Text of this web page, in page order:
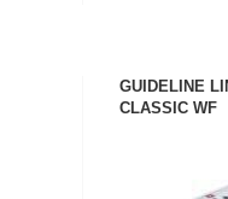
GUIDELINE
CLASSIC WF